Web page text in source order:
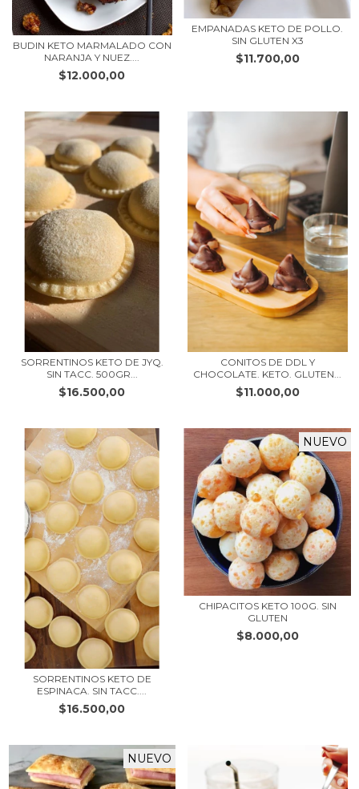
BUDIN KETO MARMALADO CON
NARANJA Y NUEZ....
$12.000,00
EMPANADAS KETO DE POLLO.
SIN GLUTEN X3
$11.700,00
SORRENTINOS KETO DE JYQ.
SIN TACC. 500GR...
$16.500,00
CONITOS DE DDL Y
CHOCOLATE. KETO. GLUTEN...
$11.000,00
SORRENTINOS KETO DE
ESPINACA. SIN TACC....
$16.500,00
NUEVO
CHIPACITOS KETO 100G. SIN
GLUTEN
$8.000,00
NUEVO